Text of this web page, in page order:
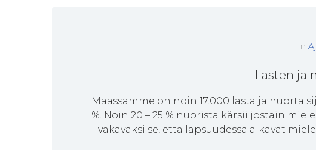
In
Lasten ja
Maassamme on noin 17.000 lasta ja
%. Noin 20 – 25 % nuorista kärsii jostain
vakavaksi se, että lapsuudessa alkavat